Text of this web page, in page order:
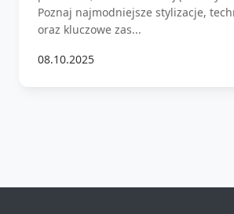
Poznaj najmodniejsze stylizacje,
oraz kluczowe zas...
08.10.2025